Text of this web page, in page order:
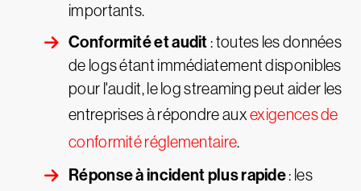
importants.
Conformité et audit : toutes les données
de logs étant immédiatement disponibles
pour l'audit, le log streaming peut aider les
entreprises à répondre auxexigences de
conformité réglementaire.
Réponse à incident plus rapide: les